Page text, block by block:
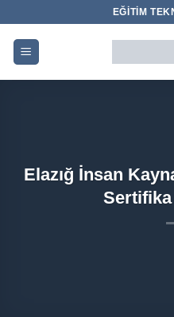
EĞITIM
Elazığ İnsan
Sertifika